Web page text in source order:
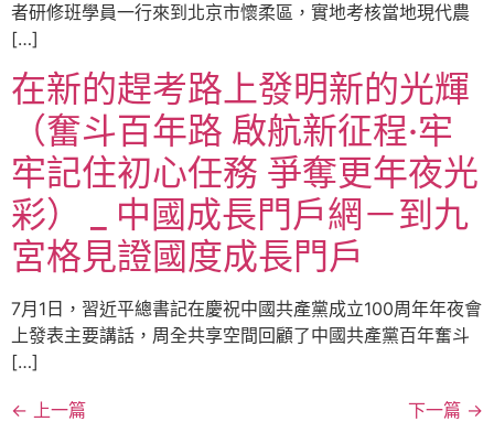
者研修班學員一行來到北京市懷柔區，實地考核當地現代農
[…]
在新的趕考路上發明新的光輝
（奮斗百年路 啟航新征程·牢
牢記住初心任務 爭奪更年夜光
彩） _ 中國成長門戶網－到九
宮格見證國度成長門戶
7月1日，習近平總書記在慶祝中國共產黨成立100周年年夜會
上發表主要講話，周全共享空間回顧了中國共產黨百年奮斗
[…]
← 上一篇 下一篇 →